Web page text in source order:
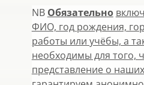
NB Обязательно
ФИО, год рождения,
работы или учёбы, а
необходимы для того,
представление о